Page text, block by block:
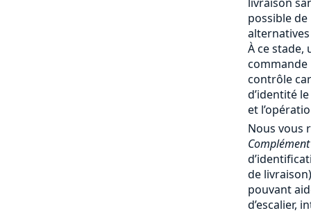
possible
À ce stade,
commande
contrôle
d’identité
et
Nous vous
Complément
de
pouvant
d’escalier,